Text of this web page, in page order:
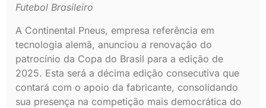
Futebol Brasileiro
A Continental Pneus, empresa referência em
tecnologia alemã, anunciou a renovação do
patrocínio da Copa do Brasil para a edição de
2025. Esta será a décima edição consecutiva que
contará com o apoio da fabricante, consolidando
sua presença na competição mais democrática do